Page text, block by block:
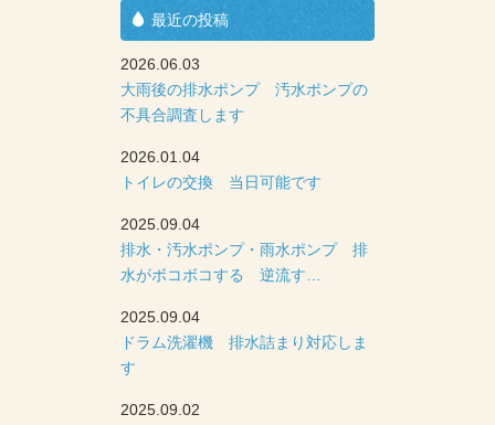
最近の投稿
2026.06.03
大雨後の排水ポンプ 汚水ポンプの
不具合調査します
2026.01.04
トイレの交換 当日可能です
2025.09.04
排水・汚水ポンプ・雨水ポンプ 排
水がボコボコする 逆流す…
2025.09.04
ドラム洗濯機 排水詰まり対応しま
す
2025.09.02